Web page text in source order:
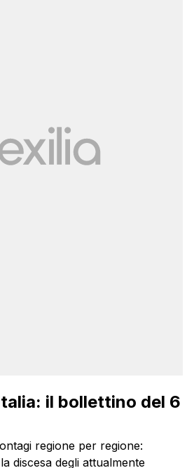
il bollettino del 6
regione per regione:
la discesa degli attualmente